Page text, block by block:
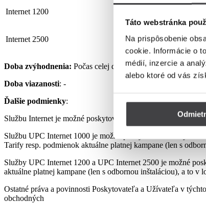
Táto webstránka
Na prispôsobenie
cookie. Informácie o
médií, inzercie a
alebo ktoré od vás
Internet 1200
Internet 2500 32,90 €
Doba zvýhodnenia: Počas celej doby využívania Služby
Doba viazanosti: -
Ďalšie podmienky:
Službu Internet je možné poskytovať len s využitím
Službu UPC Internet 1000 je možné poskytovať len s
Tarify resp. podmienok aktuálne platnej kampane (len s
Služby UPC Internet 1200 a UPC Internet 2500 je možné
aktuálne platnej kampane (len s odbornou inštaláciou), a to
Ostatné práva a povinnosti Poskytovateľa a Užívateľa v
obchodných